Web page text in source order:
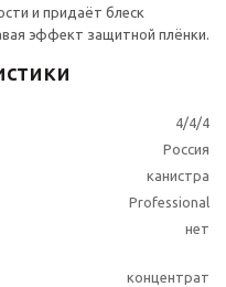
и придаёт блеск
эффект защитной плёнки.
4/4/4
Россия
канистра
Professional
нет
концентрат